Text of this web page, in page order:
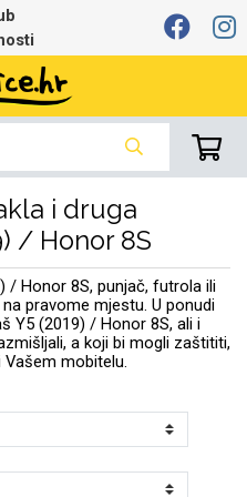
i druga
/ Honor 8S
/ Honor 8S, punjač, futrola ili
pravome mjestu. U ponudi
Y5 (2019) / Honor 8S, ali i
a koji bi mogli zaštititi,
mobitelu.
Stolne lampe
maskice
kolekcija
8.0 - 9.0 inča
za Lenovo
tablet
Samsung
za auto
punjači
slušalice
Memorije i
kartice
i miševi
za laptope
za laptop
Razno